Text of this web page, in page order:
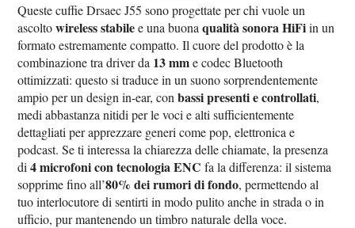
Queste cuffie Drsaec J55 sono progettate per chi vuole un
ascoltowireless stabilee una buonaqualità sonora HiFiin un
formato estremamente compatto. Il cuore del prodotto è la
combinazione tra driver da 13 mme codec Bluetooth
ottimizzati: questo si traduce in un suono sorprendentemente
ampio per un design in-ear, conbassi presenti e controllati,
medi abbastanza nitidi per le voci e alti sufficientemente
dettagliati per apprezzare generi come pop, elettronica e
podcast. Se ti interessa la chiarezza delle chiamate, la presenza
di4 microfoni con tecnologia ENC fa la differenza: il sistema
sopprime fino all’80% dei rumori di fondo, permettendo al
tuo interlocutore di sentirti in modo pulito anche in strada o in
ufficio, pur mantenendo un timbro naturale della voce.